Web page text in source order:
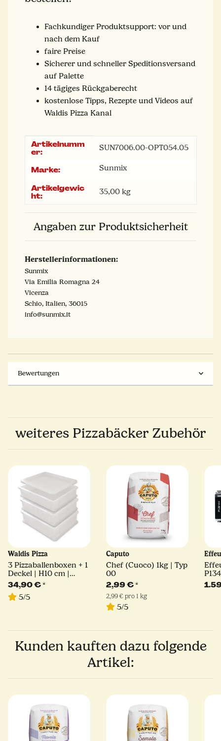
Fachkundiger Produktsupport: vor und
nach dem Kauf
faire Preise
Sicherer und schneller Speditionsversand
auf Palette
14 tägiges Rückgaberecht
kostenlose Tipps, Rezepte und Videos auf
Waldis Pizza Kanal
Produkteigenschaft
Wert
Artikelnumm
er:
SUN7006.00-OPT054.05
Marke: Sunmix
Artikelgewic
ht:
35,00 kg
Angaben zur Produktsicherheit
Herstellerinformationen:
Sunmix
Via Emilia Romagna 24
Vicenza
Schio, Italien, 36015
info@sunmix.it
Bewertungen
weiteres Pizzabäcker Zubehör
Waldis Pizza
3 Pizzaballenboxen + 1
Deckel | H10 cm |
40x30x10
34,90 €*
5/5
Caputo
Chef (Cuoco) 1kg | Typ
00
2,99 €*
2,99 € pro 1 kg
5/5
Kunden kauften dazu folgende
Artikel: